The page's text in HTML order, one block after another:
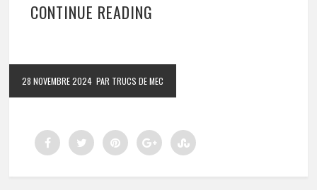
CONTINUE READING
28 NOVEMBRE 2024 PAR TRUCS DE MEC